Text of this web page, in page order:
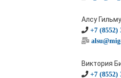
Алсу
+7 (8552)
Виктория
+7 (8552)